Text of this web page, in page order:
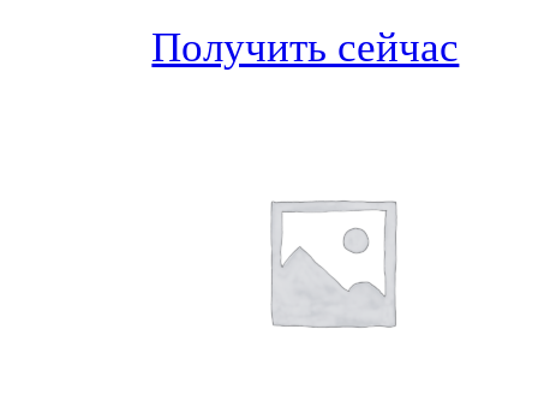
Получить сейчас